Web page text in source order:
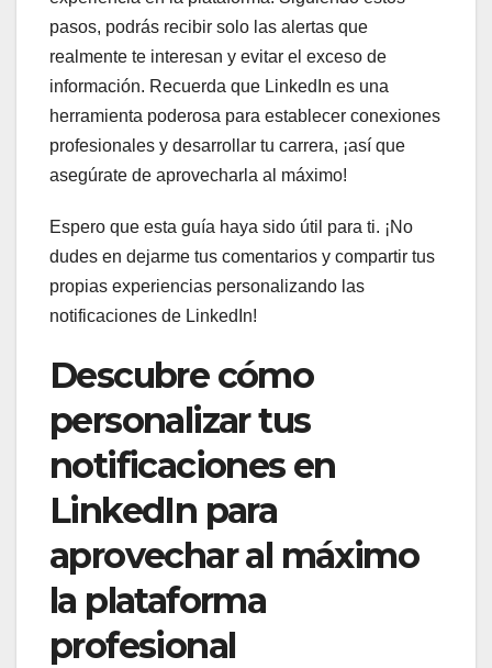
pasos, podrás recibir solo las alertas que
realmente te interesan y evitar el exceso de
información. Recuerda que LinkedIn es una
herramienta poderosa para establecer conexiones
profesionales y desarrollar tu carrera, ¡así que
asegúrate de aprovecharla al máximo!
Espero que esta guía haya sido útil para ti. ¡No
dudes en dejarme tus comentarios y compartir tus
propias experiencias personalizando las
notificaciones de LinkedIn!
Descubre cómo
personalizar tus
notificaciones en
LinkedIn para
aprovechar al máximo
la plataforma
profesional